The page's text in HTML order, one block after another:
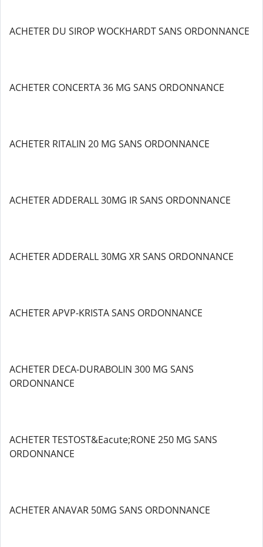
ACHETER DU SIROP WOCKHARDT SANS ORDONNANCE
ACHETER CONCERTA 36 MG SANS ORDONNANCE
ACHETER RITALIN 20 MG SANS ORDONNANCE
ACHETER ADDERALL 30MG IR SANS ORDONNANCE
ACHETER ADDERALL 30MG XR SANS ORDONNANCE
ACHETER APVP-KRISTA SANS ORDONNANCE
ACHETER DECA-DURABOLIN 300 MG SANS
ORDONNANCE
ACHETER TESTOST&Eacute;RONE 250 MG SANS
ORDONNANCE
ACHETER ANAVAR 50MG SANS ORDONNANCE